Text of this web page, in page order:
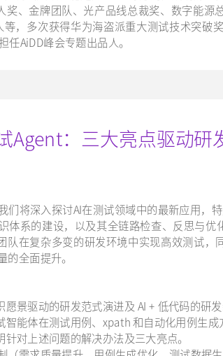
奖、金牌团队、光产品线总裁奖、数字能源
，多次获得华为海盗派重大测试技术突破
任AiDD峰会专题出品人。
Agent：三大亮点驱动研
们将深入探讨AI在测试领域中的最新应用，
体系的建设，以及其全链路检查、反思与
队在复杂多变的研发环境中实现高效测试
的全面提升。
愿景驱动的研发范式演进及 AI + 低代码的研
智能体在测试用例、xpath 和自动化用例生
对上述问题的解决办法及三大亮点。